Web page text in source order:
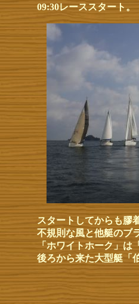
09:30レーススタート。
スタートしてからも膠
不規則な風と他艇のブ
「ホワイトホーク」
後ろから来た大型艇「